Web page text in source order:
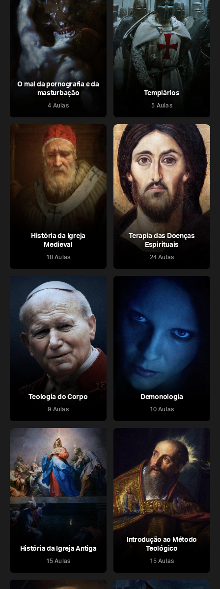
O mal da pornografia e da
masturbação
4 Aulas
Templários
5 Aulas
História da Igreja
Medieval
18 Aulas
Terapia das Doenças
Espirituais
24 Aulas
Teologia do Corpo
9 Aulas
Demonologia
10 Aulas
História da Igreja Antiga
15 Aulas
Introdução ao Método
Teológico
15 Aulas